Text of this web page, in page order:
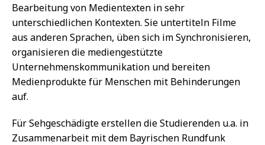
Bearbeitung von Medientexten in sehr
unterschiedlichen Kontexten. Sie untertiteln Filme
aus anderen Sprachen, üben sich im Synchronisieren,
organisieren die mediengestützte
Unternehmenskommunikation und bereiten
Medienprodukte für Menschen mit Behinderungen
auf.
Für Sehgeschädigte erstellen die Studierenden u.a. in
Zusammenarbeit mit dem Bayrischen Rundfunk